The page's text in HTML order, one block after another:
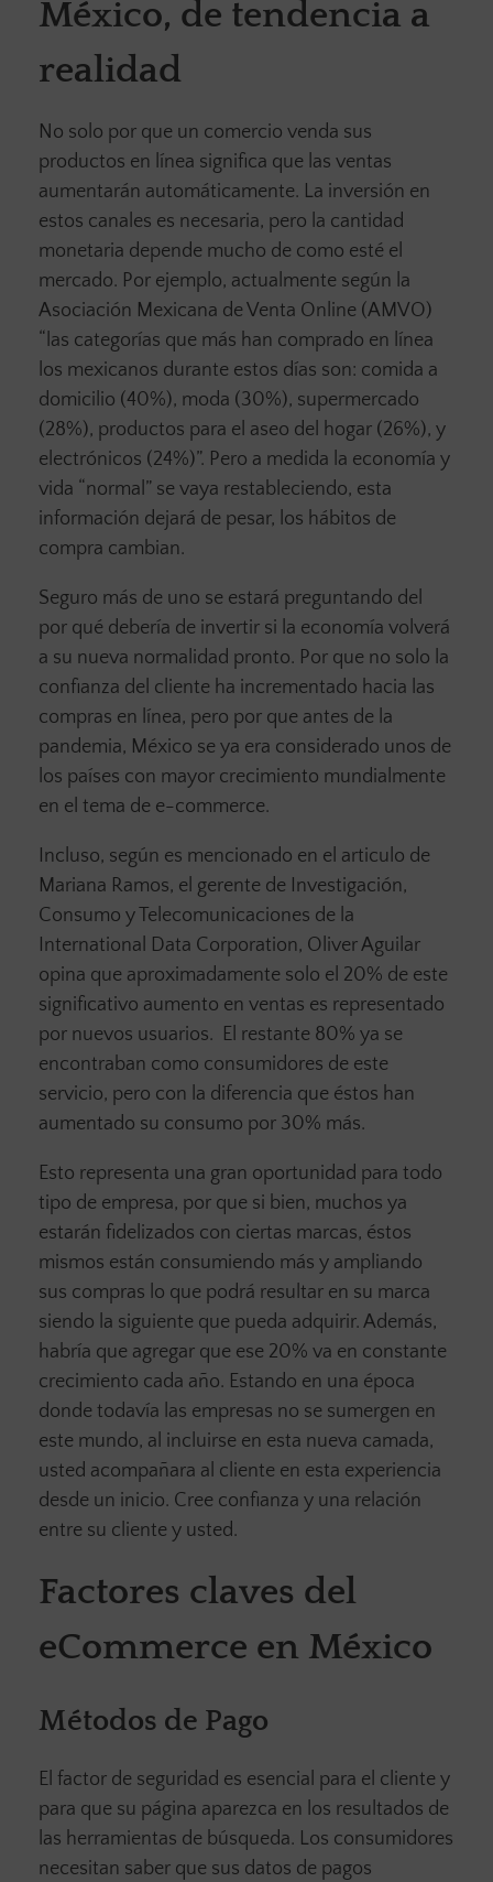
México, de tendencia a
realidad
No solo por que un comercio venda sus
productos en línea significa que las ventas
aumentarán automáticamente. La inversión en
estos canales es necesaria, pero la cantidad
monetaria depende mucho de como esté el
mercado. Por ejemplo, actualmente según la
Asociación Mexicana de Venta Online (AMVO)
“las categorías que más han comprado en línea
los mexicanos durante estos días son: comida a
domicilio (40%), moda (30%), supermercado
(28%), productos para el aseo del hogar (26%), y
electrónicos (24%)”. Pero a medida la economía y
vida “normal” se vaya restableciendo, esta
información dejará de pesar, los hábitos de
compra cambian.
Seguro más de uno se estará preguntando del
por qué debería de invertir si la economía volverá
a su nueva normalidad pronto. Por que no solo la
confianza del cliente ha incrementado hacia las
compras en línea, pero por que antes de la
pandemia, México se ya era considerado unos de
los países con mayor crecimiento mundialmente
en el tema de e-commerce.
Incluso, según es mencionado en el articulo de
Mariana Ramos, el gerente de Investigación,
Consumo y Telecomunicaciones de la
International Data Corporation, Oliver Aguilar
opina que aproximadamente solo el 20% de este
significativo aumento en ventas es representado
por nuevos usuarios. El restante 80% ya se
encontraban como consumidores de este
servicio, pero con la diferencia que éstos han
aumentado su consumo por 30% más.
Esto representa una gran oportunidad para todo
tipo de empresa, por que si bien, muchos ya
estarán fidelizados con ciertas marcas, éstos
mismos están consumiendo más y ampliando
sus compras lo que podrá resultar en su marca
siendo la siguiente que pueda adquirir. Además,
habría que agregar que ese 20% va en constante
crecimiento cada año. Estando en una época
donde todavía las empresas no se sumergen en
este mundo, al incluirse en esta nueva camada,
usted acompañara al cliente en esta experiencia
desde un inicio. Cree confianza y una relación
entre su cliente y usted.
Factores claves del
eCommerce en México
Métodos de Pago
El factor de seguridad es esencial para el cliente y
para que su página aparezca en los resultados de
las herramientas de búsqueda. Los consumidores
necesitan saber que sus datos de pagos